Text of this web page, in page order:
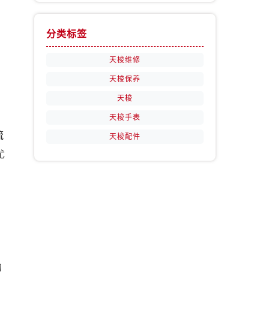
分类标签
天梭维修
天梭保养
天梭
天梭手表
天梭配件